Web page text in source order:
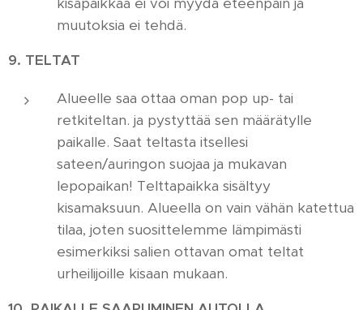
muutoksia ei tehdä.
9. TELTAT
Alueelle saa ottaa oman pop up- tai
retkiteltan. ja pystyttää sen määrätylle
paikalle. Saat teltasta itsellesi
sateen/auringon suojaa ja mukavan
lepopaikan! Telttapaikka sisältyy
kisamaksuun. Alueella on vain vähän katettua
tilaa, joten suosittelemme lämpimästi
esimerkiksi salien ottavan omat teltat
urheilijoille kisaan mukaan.